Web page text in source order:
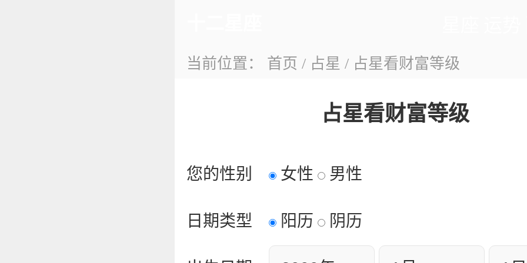
当前位置： 首页 / 占星 / 占星看财富等级
占星看财富等级
您的性别 女性 男性
日期类型 阳历 阴历